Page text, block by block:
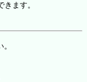
ます。